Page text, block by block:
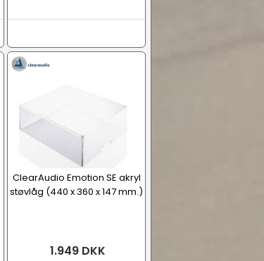
ClearAudio Emotion SE akryl
støvlåg (440 x 360 x 147 mm.)
1.949 DKK